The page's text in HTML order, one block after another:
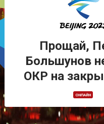
Прощай,
Большунов
ОКР на
ОНЛАЙН